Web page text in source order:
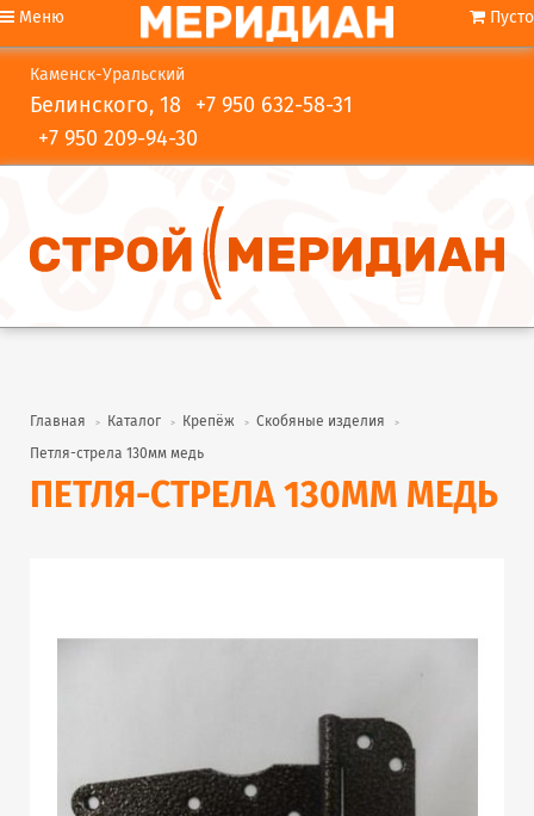
Меню Пусто
Каменск-Уральский
Белинского, 18 +7 950 632-58-31
+7 950 209-94-30
Главная Каталог Крепёж
Скобяные изделия
Петля-стрела 130мм медь
ПЕТЛЯ-СТРЕЛА 130ММ МЕДЬ